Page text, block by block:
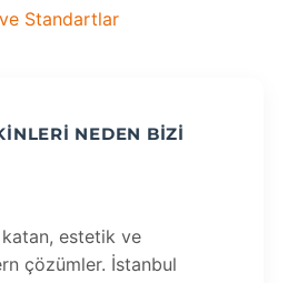
Standartlar
NEDEN BIZI
estetik ve
çözümler. İstanbul